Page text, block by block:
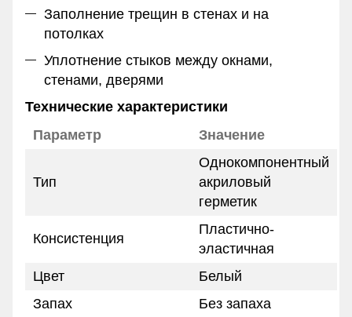
Заполнение трещин в стенах и на
потолках
Уплотнение стыков между окнами,
стенами, дверями
Технические характеристики
Параметр
Значение
Тип
Однокомпонентный
акриловый
герметик
Консистенция
Пластично-
эластичная
Цвет
Белый
Запах
Без запаха